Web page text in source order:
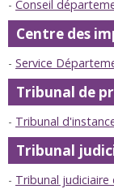
Conseil
Centre des
Service
Tribunal de
Tribunal
Tribunal
Tribunal judiciaire